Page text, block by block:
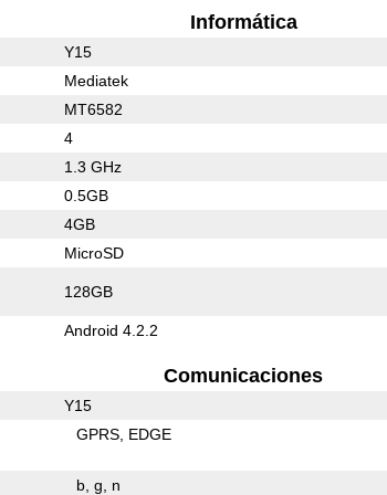
Informática
Y15
Mediatek
MT6582
4
1.3 GHz
0.5GB
4GB
MicroSD
128GB
Android 4.2.2
Comunicaciones
Y15
GPRS EDGE
b g n